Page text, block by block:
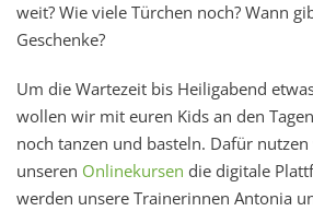
weit? Wie viele Türchen noch? Wann
Geschenke?
Um die Wartezeit bis Heiligabend
wollen wir mit euren Kids an den
noch tanzen und basteln. Dafür
unseren Onlinekursen die digitale
werden unsere Trainerinnen Antonia